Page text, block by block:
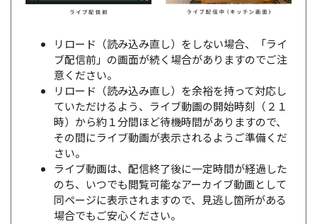
リロード（読み込み直し）をしない場合、「ライ
ブ配信前」の画面が続く場合がありますのでご注
意ください。
リロード（読み込み直し）を余裕を持って対応し
ていただけるよう、ライブ動画の開始時刻（２１
時）から約１分間ほど待機時間がありますので、
その間にライブ動画が表示されるようご準備くだ
さい。
ライブ動画は、配信終了後に一定時間が経過した
のち、いつでも閲覧可能なアーカイブ動画として
同ページに表示されますので、見逃し箇所がある
場合でもご安心ください。